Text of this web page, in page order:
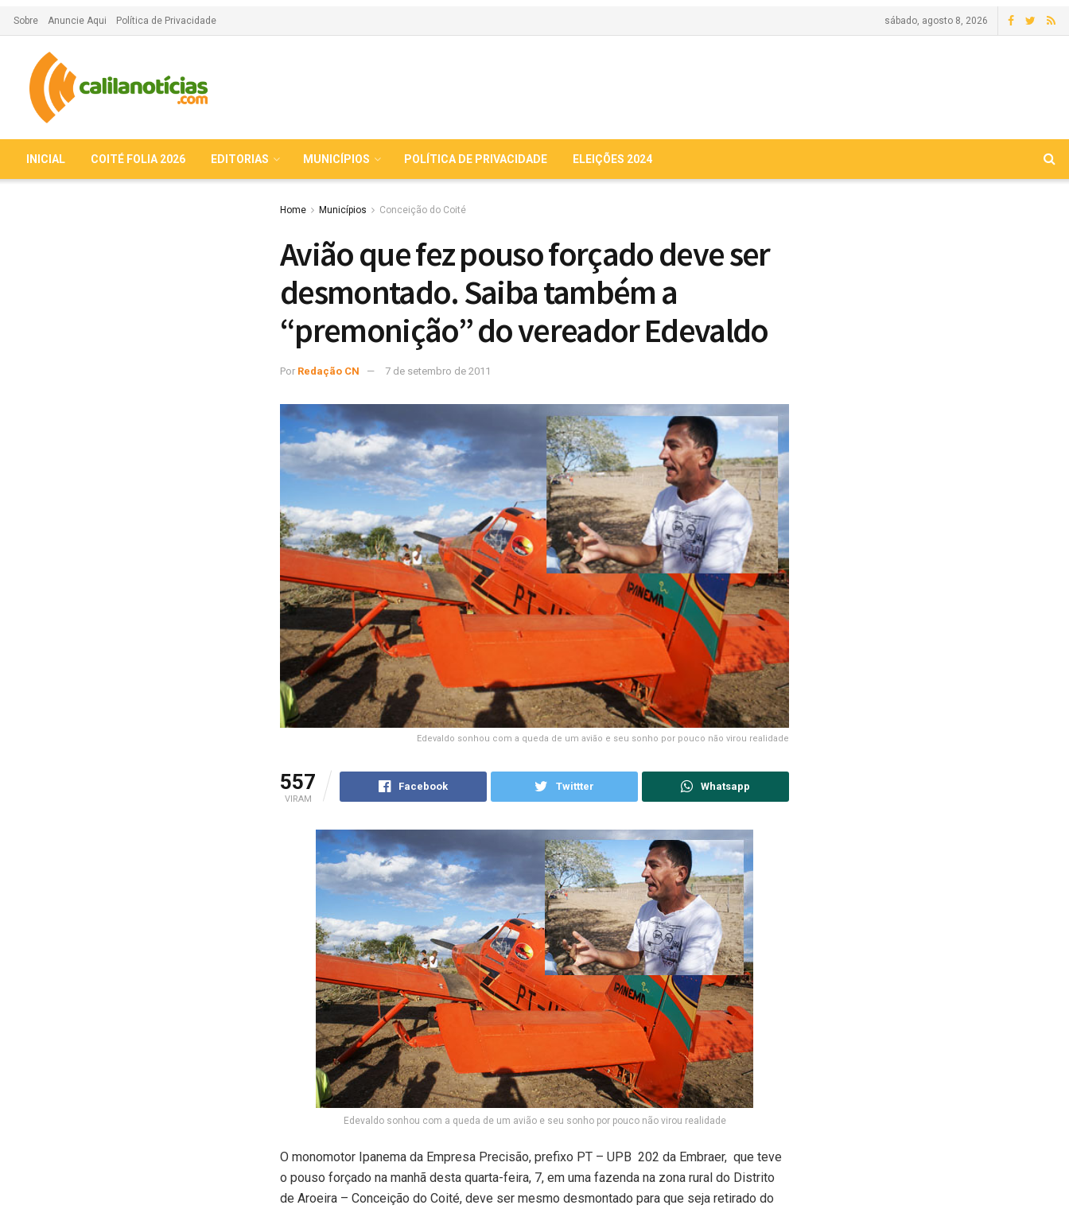
Sobre Anuncie Aqui Política de Privacidade sábado, agosto 8, 2026
INICIAL COITÉ FOLIA 2026 EDITORIAS MUNICÍPIOS POLÍTICA DE PRIVACIDADE ELEIÇÕES 2024
Home Municípios Conceição do Coité
Avião que fez pouso forçado deve ser
desmontado. Saiba também a
“premonição” do vereador Edevaldo
Por Redação CN 7 de setembro de 2011
Edevaldo sonhou com a queda de um avião e seu sonho por pouco não virou realidade
557
VIRAM
Facebook Twittter Whatsapp
Edevaldo sonhou com a queda de um avião e seu sonho por pouco não virou realidade
O monomotor Ipanema da Empresa Precisão, prefixo PT – UPB 202 da Embraer, que teve
o pouso forçado na manhã desta quarta-feira, 7, em uma fazenda na zona rural do Distrito
de Aroeira – Conceição do Coité, deve ser mesmo desmontado para que seja retirado do